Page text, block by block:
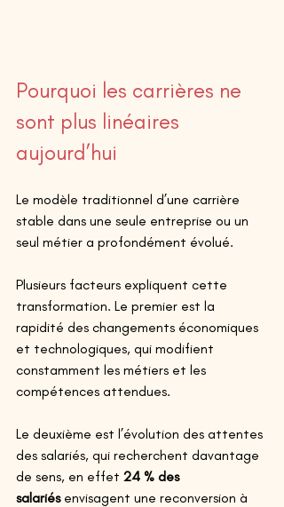
Pourquoi les carrières ne
sont plus linéaires
aujourd’hui
Le modèle traditionnel d’une carrière
stable dans une seule entreprise ou un
seul métier a profondément évolué.
Plusieurs facteurs expliquent cette
transformation. Le premier est la
rapidité des changements économiques
et technologiques, qui modifient
constamment les métiers et les
compétences attendues.
Le deuxième est l’évolution des attentes
des salariés, qui recherchent davantage
de sens, en effet 24 % des
salariés envisagent une reconversion à